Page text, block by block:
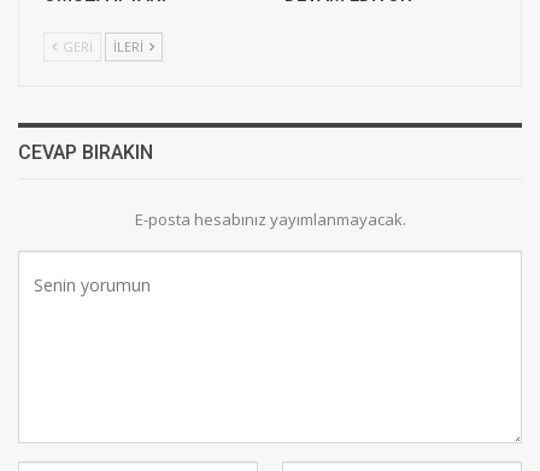
GERI İLERI
CEVAP BIRAKIN
E-posta hesabınız yayımlanmayacak.